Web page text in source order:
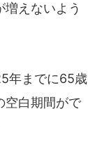
えないよう
年までに65歳
空白期間がで